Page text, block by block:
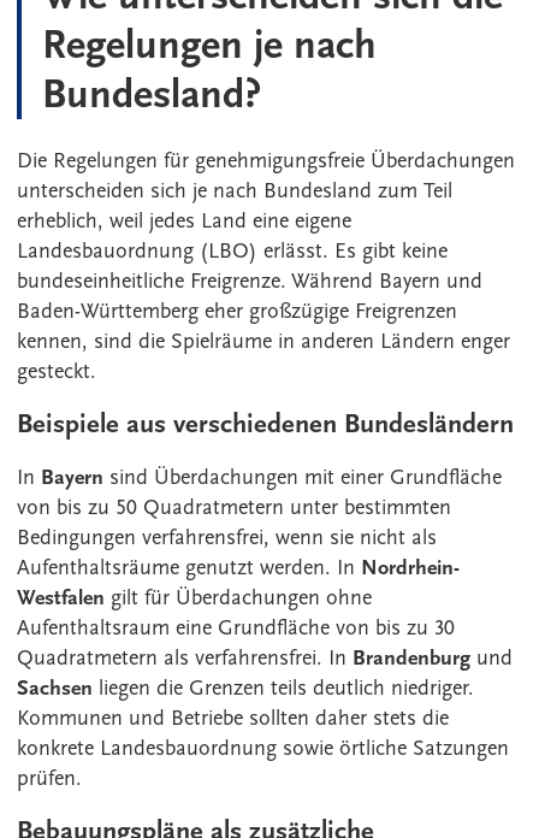
Regelungen je nach
Bundesland?
Die Regelungen für genehmigungsfreie Überdachungen
unterscheiden sich je nach Bundesland zum Teil
erheblich, weil jedes Land eine eigene
Landesbauordnung (LBO) erlässt. Es gibt keine
bundeseinheitliche Freigrenze. Während Bayern und
Baden-Württemberg eher großzügige Freigrenzen
kennen, sind die Spielräume in anderen Ländern enger
gesteckt.
Beispiele aus verschiedenen Bundesländern
In Bayern sind Überdachungen mit einer Grundfläche
von bis zu 50 Quadratmetern unter bestimmten
Bedingungen verfahrensfrei, wenn sie nicht als
Aufenthaltsräume genutzt werden. In Nordrhein-
Westfalen gilt für Überdachungen ohne
Aufenthaltsraum eine Grundfläche von bis zu 30
Quadratmetern als verfahrensfrei. In Brandenburgund
Sachsen liegen die Grenzen teils deutlich niedriger.
Kommunen und Betriebe sollten daher stets die
konkrete Landesbauordnung sowie örtliche Satzungen
prüfen.
Bebauungspläne als zusätzliche